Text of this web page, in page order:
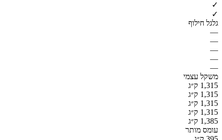
✓
✓
גלגל חילוף
—
—
—
—
—
משקל עצמי
1,315 ק״ג
1,315 ק״ג
1,315 ק״ג
1,315 ק״ג
1,385 ק״ג
עומס מותר